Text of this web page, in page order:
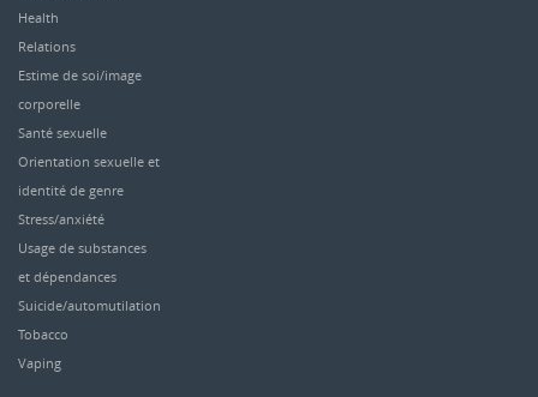
Health
Relations
Estime de soi/image
corporelle
Santé sexuelle
Orientation sexuelle et
identité de genre
Stress/anxiété
Usage de substances
et dépendances
Suicide/automutilation
Tobacco
Vaping